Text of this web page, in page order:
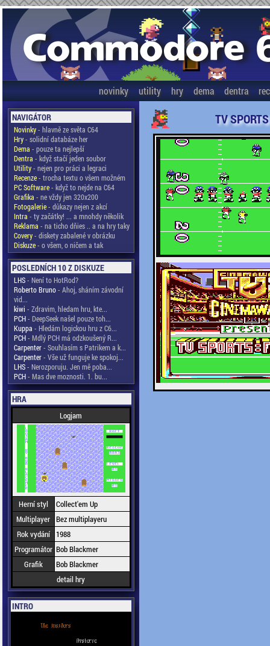
novinky utility hry dema dentra
NAVIGÁTOR
Novinky- hlavně ze světa C64
Hry- solidní databáze her
Dema - pouze ta nejlepší
Dentra - když stačí jeden soubor
Utility- nejen pro práci a legraci
Recenze- trocha textu o všem možném
PC Software- když to nejde na C64
Grafika - ne vždy jen 320x200
Fotogalerie- důkazy nejen z akcí
Intra - ty začátky! ... a mnohdy několik
Reklama - na ticho dňies .. a na hry taky
Covery- diskety zabalené v obrázku
Diskuze- o všem, o ničem a tak
POSLEDNÍCH 10 Z DISKUZE
LHS- Není to HotRod?
Roberto Bruno- Ahoj, sháním závodní
vid...
kiwi - Zdravim, hledam hru, kte...
PCH- DeepSeek našel pouze toh...
Kuppa - Hledám logickou hru z C6...
PCH- Mdlý PCH má odzkoušený R...
Carpenter- Souhlasím s Patrikem a k...
Carpenter- Vše už funguje ke spokoj...
LHS- Nerozporuju. Jen mě poba...
PCH- Mas dve moznosti. 1. bu...
HRA
Logjam
Herní styl
Collect'em Up
Multiplayer Bez multiplayeru
Rok vydání
1988
Programátor Bob Blackmer
Grafik
Bob Blackmer
detail hry
INTRO
TV